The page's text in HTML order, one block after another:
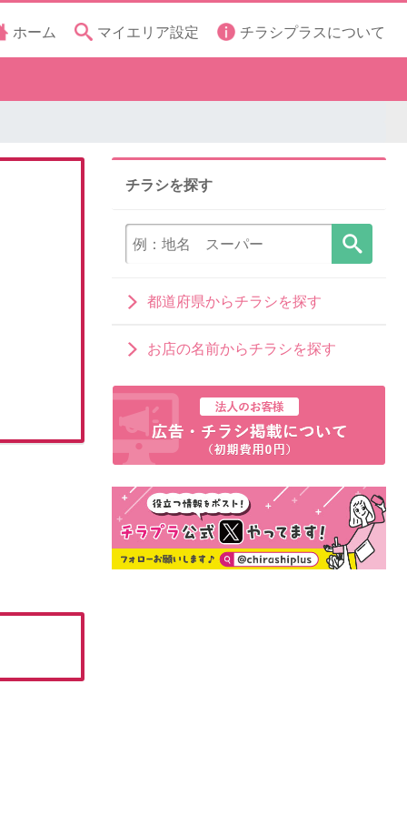
ホーム マイエリア設定 チラシプラスについて
チラシを探す
都道府県からチラシを探す
お店の名前からチラシを探す